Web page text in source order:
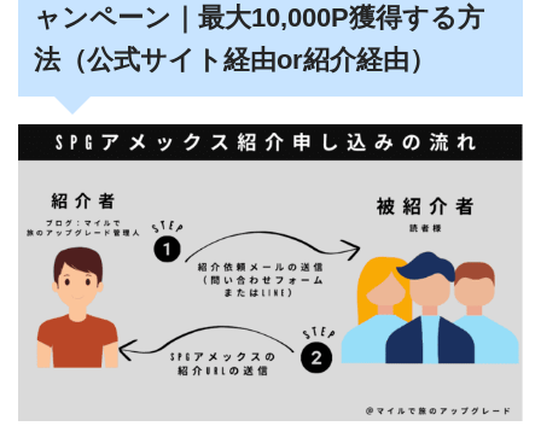
ャンペーン｜最大10,000P獲得する方
法（公式サイト経由or紹介経由）